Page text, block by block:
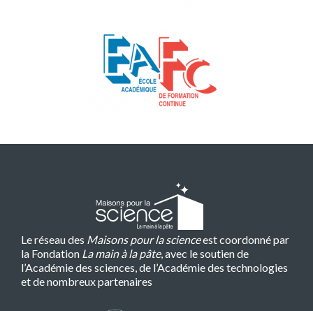
Le réseau des Maisons pour la scienceest coordonné par
la Fondation La main à la pâte, avec le soutien de
l’Académie des sciences, de l’Académie des technologies
et de nombreux partenaires